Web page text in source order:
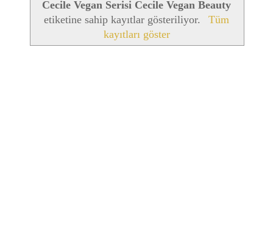
Cecile Vegan Serisi Cecile Vegan Beauty
etiketine sahip kayıtlar gösteriliyor.
Tüm
kayıtları göster